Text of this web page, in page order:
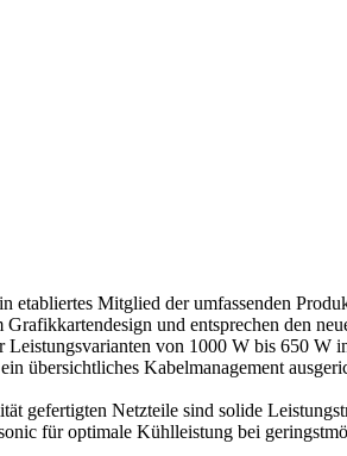
etabliertes Mitglied der umfassenden
und entsprechen den
von 1000 W bis 650 W
übersichtliches Kabelmanagement
gefertigten Netzteile sind solide
für optimale Kühlleistung bei